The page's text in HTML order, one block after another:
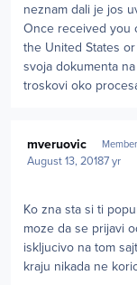
neznam dali je jos
Once received you
the United States
svoja dokumenta na
troskovi oko
mveruovic
August 13, 20187 yr
Ko zna sta si ti
moze da se prijavi
iskljucivo na tom
kraju nikada ne